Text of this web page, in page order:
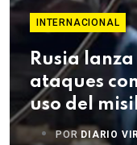
INTERNACIONAL
Rusia
ataques
uso del
POR DIARIO